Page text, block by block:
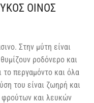
ΟΙΝΟΣ
Στην μύτη είναι
ροδόνερο και
το περγαμόντο και όλα
του είναι ζωηρή και
φρούτων και λευκών